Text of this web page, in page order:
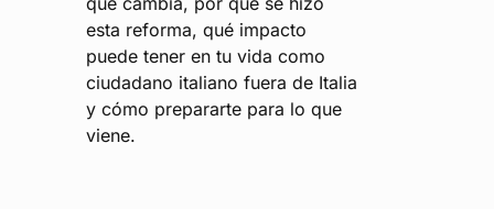
esta reforma, qué impacto
puede tener en tu vida como
ciudadano italiano fuera de Italia
y cómo prepararte para lo que
viene.